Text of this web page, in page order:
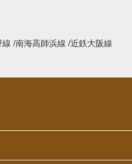
線 南海高師浜線 近鉄大阪線